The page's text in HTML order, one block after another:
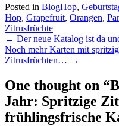
Posted in BlogHop,
Hop, Grapefruit, Orangen,
Zitrusfrüchte
Post
navigation
← Der neue Katalog ist da
Noch mehr Karten mit
Zitrusfrüchten… →
One thought on “
Jahr: Spritzige
frühlingsfrische